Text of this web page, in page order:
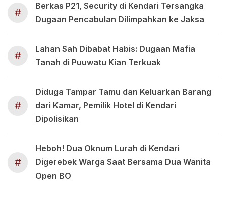
#
Berkas P21, Security di Kendari Tersangka
Dugaan Pencabulan Dilimpahkan ke Jaksa
#
Lahan Sah Dibabat Habis: Dugaan Mafia
Tanah di Puuwatu Kian Terkuak
#
Diduga Tampar Tamu dan Keluarkan Barang
dari Kamar, Pemilik Hotel di Kendari
Dipolisikan
#
Heboh! Dua Oknum Lurah di Kendari
Digerebek Warga Saat Bersama Dua Wanita
Open BO